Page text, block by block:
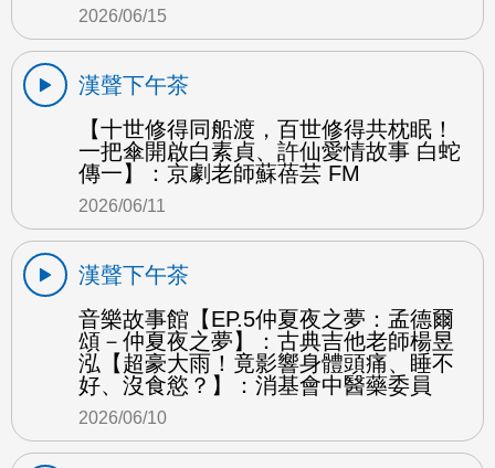
2026/06/15
漢聲下午茶
【十世修得同船渡，百世修得共枕眠！
一把傘開啟白素貞、許仙愛情故事 白蛇
傳一】：京劇老師蘇蓓芸 FM
2026/06/11
漢聲下午茶
音樂故事館【EP.5仲夏夜之夢：孟德爾
頌－仲夏夜之夢】：古典吉他老師楊昱
泓【超豪大雨！竟影響身體頭痛、睡不
好、沒食慾？】：消基會中醫藥委員
2026/06/10